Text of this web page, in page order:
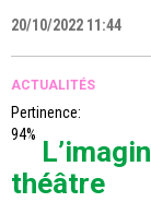
20/10/2022 11:44
ACTUALITÉS
Pertinence:
94%
théâtre